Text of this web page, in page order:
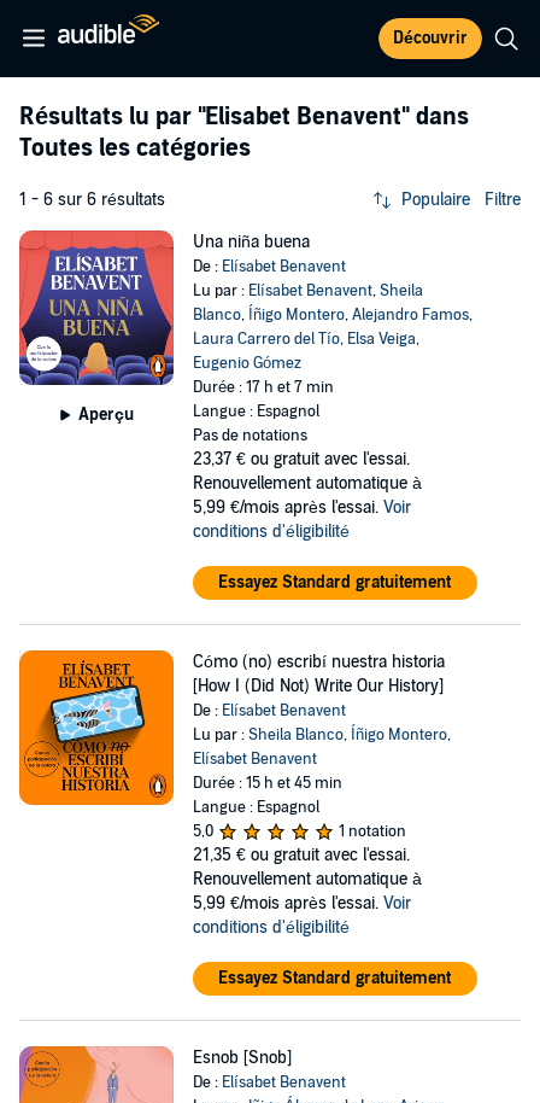
Découvrir
Résultats lu par "Elisabet Benavent" dans
Toutes les catégories
1 - 6 sur 6 résultats Populaire Filtre
Aperçu
Una niña buena
De : Elísabet Benavent
Lu par : Elísabet Benavent,Sheila
Blanco, Íñigo Montero,Alejandro Famos,
Laura Carrero del Tío, Elsa Veiga,
Eugenio Gómez
Durée : 17 h et 7 min
Langue : Espagnol
Pas de notations
23,37 € ou gratuit avec l'essai.
Renouvellement automatique à
5,99 €/mois après l'essai. Voir
conditions d'éligibilité
Essayez Standard gratuitement
Cómo (no) escribí nuestra historia
[How I (Did Not) Write Our History]
De : Elísabet Benavent
Lu par :Sheila Blanco, Íñigo Montero,
Elísabet Benavent
Durée : 15 h et 45 min
Langue : Espagnol
5,0
1 notation
21,35 € ou gratuit avec l'essai.
Renouvellement automatique à
5,99 €/mois après l'essai. Voir
conditions d'éligibilité
Essayez Standard gratuitement
Esnob [Snob]
De : Elísabet Benavent